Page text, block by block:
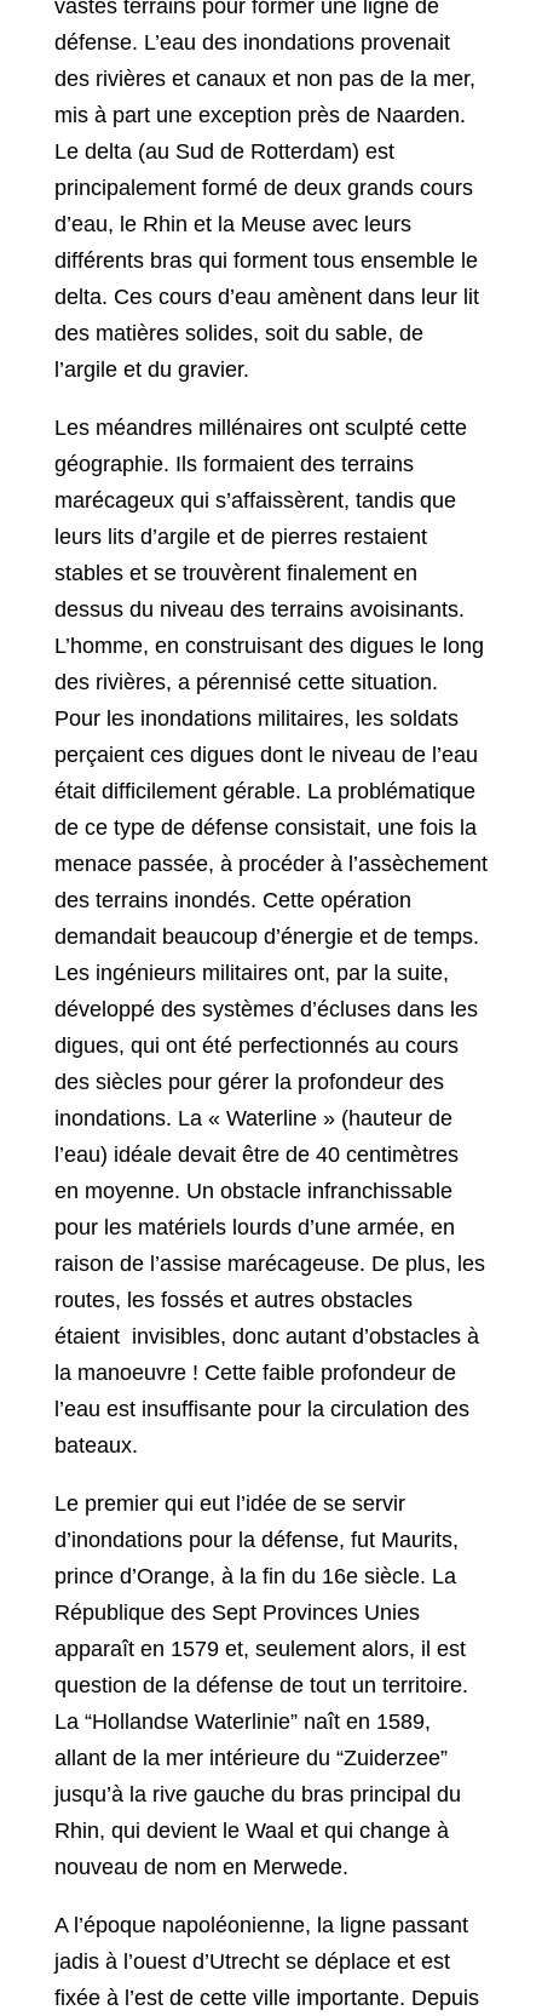
vastes terrains pour former une ligne de
défense. L’eau des inondations provenait
des rivières et canaux et non pas de la mer,
mis à part une exception près de Naarden.
Le delta (au Sud de Rotterdam) est
principalement formé de deux grands cours
d’eau, le Rhin et la Meuse avec leurs
différents bras qui forment tous ensemble le
delta. Ces cours d’eau amènent dans leur lit
des matières solides, soit du sable, de
l’argile et du gravier.
Les méandres millénaires ont sculpté cette
géographie. Ils formaient des terrains
marécageux qui s’affaissèrent, tandis que
leurs lits d’argile et de pierres restaient
stables et se trouvèrent finalement en
dessus du niveau des terrains avoisinants.
L’homme, en construisant des digues le long
des rivières, a pérennisé cette situation.
Pour les inondations militaires, les soldats
perçaient ces digues dont le niveau de l’eau
était difficilement gérable. La problématique
de ce type de défense consistait, une fois la
menace passée, à procéder à l’assèchement
des terrains inondés. Cette opération
demandait beaucoup d’énergie et de temps.
Les ingénieurs militaires ont, par la suite,
développé des systèmes d’écluses dans les
digues, qui ont été perfectionnés au cours
des siècles pour gérer la profondeur des
inondations. La « Waterline » (hauteur de
l’eau) idéale devait être de 40 centimètres
en moyenne. Un obstacle infranchissable
pour les matériels lourds d’une armée, en
raison de l’assise marécageuse. De plus, les
routes, les fossés et autres obstacles
étaient invisibles, donc autant d’obstacles à
la manoeuvre ! Cette faible profondeur de
l’eau est insuffisante pour la circulation des
bateaux.
Le premier qui eut l’idée de se servir
d’inondations pour la défense, fut Maurits,
prince d’Orange, à la fin du 16e siècle. La
République des Sept Provinces Unies
apparaît en 1579 et, seulement alors, il est
question de la défense de tout un territoire.
La “Hollandse Waterlinie” naît en 1589,
allant de la mer intérieure du “Zuiderzee”
jusqu’à la rive gauche du bras principal du
Rhin, qui devient le Waal et qui change à
nouveau de nom en Merwede.
A l’époque napoléonienne, la ligne passant
jadis à l’ouest d’Utrecht se déplace et est
fixée à l’est de cette ville importante. Depuis